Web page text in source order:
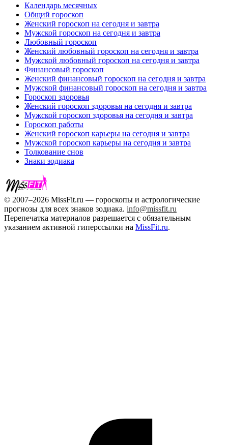
Календарь месячных
Общий гороскоп
Женский гороскоп на сегодня и завтра
Мужской гороскоп на сегодня и завтра
Любовный гороскоп
Женский любовный гороскоп на сегодня и завтра
Мужской любовный гороскоп на сегодня и завтра
Финансовый гороскоп
Женский финансовый гороскоп на сегодня и завтра
Мужской финансовый гороскоп на сегодня и завтра
Гороскоп здоровья
Женский гороскоп здоровья на сегодня и завтра
Мужской гороскоп здоровья на сегодня и завтра
Гороскоп работы
Женский гороскоп карьеры на сегодня и завтра
Мужской гороскоп карьеры на сегодня и завтра
Толкование снов
Знаки зодиака
© 2007–2026 MissFit.ru — гороскопы и астрологические
прогнозы для всех знаков зодиака. info@missfit.ru
Перепечатка материалов разрешается с обязательным
указанием активной гиперссылки на MissFit.ru.